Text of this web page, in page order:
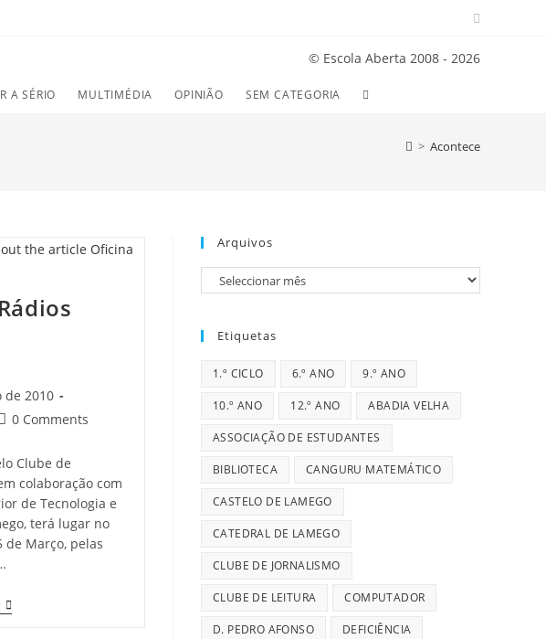
© Escola Aberta 2008 - 2026
A SÉRIO MULTIMÉDIA OPINIÃO SEM CATEGORIA TOGGLE
> Acontece
de 2010
0 Comments
Clube de
colaboração com
de Tecnologia e
terá lugar no
de Março, pelas
Oficina
Rádios
Arquivos
Arquivos
Etiquetas
1.º CICLO 6.º ANO 9.º ANO
10.º ANO 12.º ANO ABADIA VELHA
ASSOCIAÇÃO DE ESTUDANTES
BIBLIOTECA CANGURU MATEMÁTICO
CASTELO DE LAMEGO
CATEDRAL DE LAMEGO
CLUBE DE JORNALISMO
CLUBE DE LEITURA COMPUTADOR
D. PEDRO AFONSO DEFICIÊNCIA